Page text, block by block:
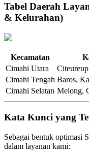
Tabel Daerah
& Kelurahan)
Kecamatan
Cimahi Utara
Cimahi Tengah Baros,
Cimahi Selatan Melong,
Kata Kunci yang
Sebagai bentuk optimasi
dalam layanan kami: